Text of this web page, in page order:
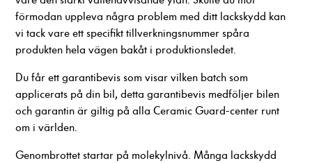
förmodan uppleva några problem med ditt lackskydd kan
vi tack vare ett specifikt tillverkningsnummer spåra
produkten hela vägen bakåt i produktionsledet.
Du får ett garantibevis som visar vilken batch som
applicerats på din bil, detta garantibevis medföljer bilen
och garantin är giltig på alla Ceramic Guard-center runt
om i världen.
Genombrottet startar på molekylnivå. Många lackskydd
Upplevelse
För att vår
prestera så
bra som
möjligt
under ditt
dessa